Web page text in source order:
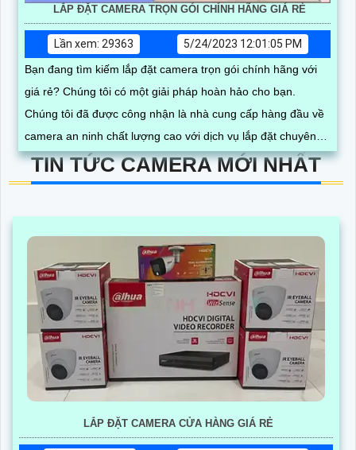
LẮP ĐẶT CAMERA TRỌN GÓI CHÍNH HÃNG GIÁ RẺ
Lần xem: 29363
5/24/2023 12:01:05 PM
Bạn đang tìm kiếm lắp đặt camera trọn gói chính hãng với
giá rẻ? Chúng tôi có một giải pháp hoàn hảo cho bạn.
Chúng tôi đã được công nhận là nhà cung cấp hàng đầu về
camera an ninh chất lượng cao với dịch vụ lắp đặt chuyên
nghiệp
TIN TỨC CAMERA MỚI NHẤT
LẮP ĐẶT CAMERA CỬA HÀNG GIÁ RẺ